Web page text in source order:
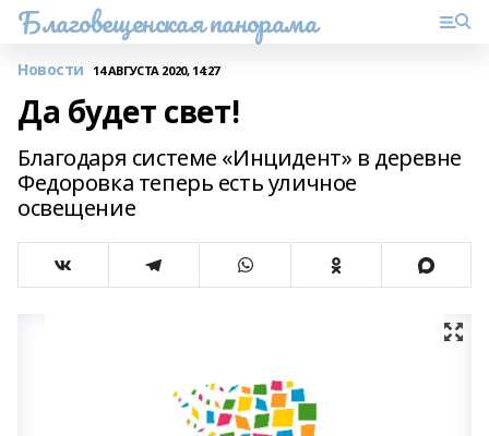
Благовещенская панорама
Новости 14 АВГУСТА 2020, 14:27
Да будет свет!
Благодаря системе «Инцидент» в деревне
Федоровка теперь есть уличное
освещение